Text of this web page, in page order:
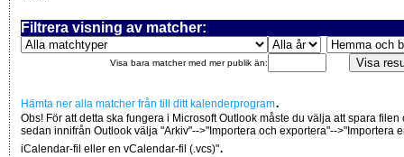
Filtrera visning av matcher:
Visa bara matcher med mer publik än:
Hämta ner alla matcher från till ditt kalenderprogram.
Obs! För att detta ska fungera i Microsoft Outlook måste du välja att spara filen
sedan innifrån Outlook välja "Arkiv"-->"Importera och exportera"-->"Importera
iCalendar-fil eller en vCalendar-fil (.vcs)".